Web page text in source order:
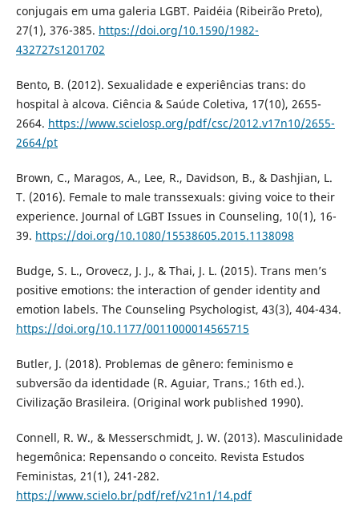
conjugais em uma galeria LGBT. Paidéia (Ribeirão Preto),
27(1), 376-385. https://doi.org/10.1590/1982-
432727s1201702
Bento, B. (2012). Sexualidade e experiências trans: do
hospital à alcova. Ciência & Saúde Coletiva, 17(10), 2655-
2664. https://www.scielosp.org/pdf/csc/2012.v17n10/2655-
2664/pt
Brown, C., Maragos, A., Lee, R., Davidson, B., & Dashjian, L.
T. (2016). Female to male transsexuals: giving voice to their
experience. Journal of LGBT Issues in Counseling, 10(1), 16-
39. https://doi.org/10.1080/15538605.2015.1138098
Budge, S. L., Orovecz, J. J., & Thai, J. L. (2015). Trans men’s
positive emotions: the interaction of gender identity and
emotion labels. The Counseling Psychologist, 43(3), 404-434.
https://doi.org/10.1177/0011000014565715
Butler, J. (2018). Problemas de gênero: feminismo e
subversão da identidade (R. Aguiar, Trans.; 16th ed.).
Civilização Brasileira. (Original work published 1990).
Connell, R. W., & Messerschmidt, J. W. (2013). Masculinidade
hegemônica: Repensando o conceito. Revista Estudos
Feministas, 21(1), 241-282.
https://www.scielo.br/pdf/ref/v21n1/14.pdf